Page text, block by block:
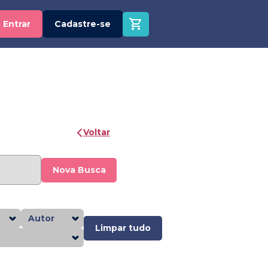
Entrar Cadastre-se
Voltar
Nova Busca
Autor
Limpar tudo